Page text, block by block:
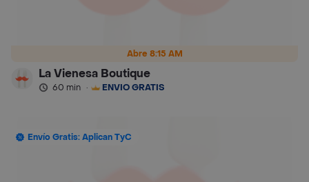
Abre 8:15 AM
La Vienesa Boutique
60 min · ENVÍO GRATIS
Envío Gratis: Aplican TyC